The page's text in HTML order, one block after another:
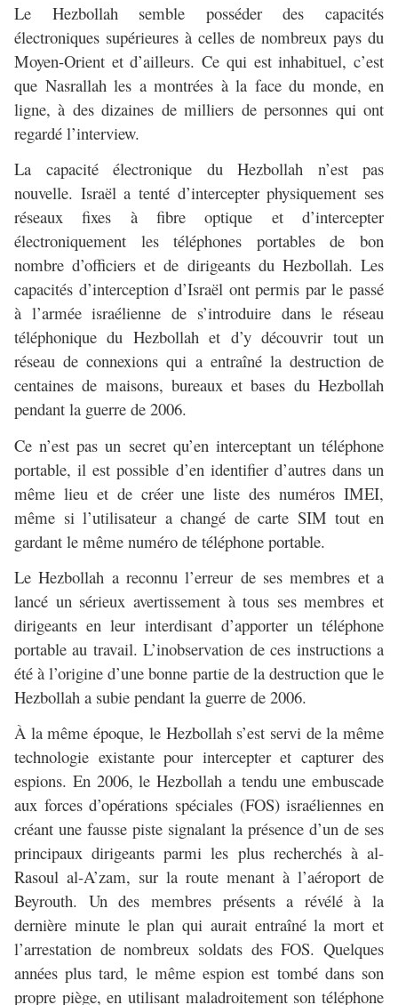
Le Hezbollah semble posséder des capacités
électroniques supérieures à celles de nombreux pays du
Moyen-Orient et d’ailleurs. Ce qui est inhabituel, c’est
que Nasrallah les a montrées à la face du monde, en
ligne, à des dizaines de milliers de personnes qui ont
regardé l’interview.
La capacité électronique du Hezbollah n’est pas
nouvelle. Israël a tenté d’intercepter physiquement ses
réseaux fixes à fibre optique et d’intercepter
électroniquement les téléphones portables de bon
nombre d’officiers et de dirigeants du Hezbollah. Les
capacités d’interception d’Israël ont permis par le passé
à l’armée israélienne de s’introduire dans le réseau
téléphonique du Hezbollah et d’y découvrir tout un
réseau de connexions qui a entraîné la destruction de
centaines de maisons, bureaux et bases du Hezbollah
pendant la guerre de 2006.
Ce n’est pas un secret qu’en interceptant un téléphone
portable, il est possible d’en identifier d’autres dans un
même lieu et de créer une liste des numéros IMEI,
même si l’utilisateur a changé de carte SIM tout en
gardant le même numéro de téléphone portable.
Le Hezbollah a reconnu l’erreur de ses membres et a
lancé un sérieux avertissement à tous ses membres et
dirigeants en leur interdisant d’apporter un téléphone
portable au travail. L’inobservation de ces instructions a
été à l’origine d’une bonne partie de la destruction que le
Hezbollah a subie pendant la guerre de 2006.
À la même époque, le Hezbollah s’est servi de la même
technologie existante pour intercepter et capturer des
espions. En 2006, le Hezbollah a tendu une embuscade
aux forces d’opérations spéciales (FOS) israéliennes en
créant une fausse piste signalant la présence d’un de ses
principaux dirigeants parmi les plus recherchés à al-
Rasoul al-A’zam, sur la route menant à l’aéroport de
Beyrouth. Un des membres présents a révélé à la
dernière minute le plan qui aurait entraîné la mort et
l’arrestation de nombreux soldats des FOS. Quelques
années plus tard, le même espion est tombé dans son
propre piège, en utilisant maladroitement son téléphone